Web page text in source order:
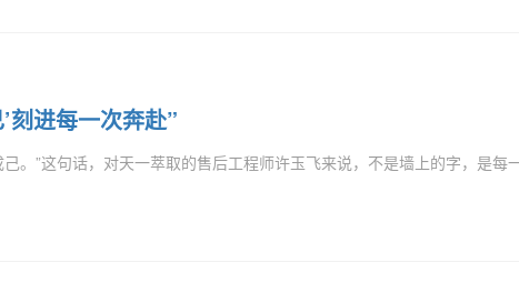
刻进每一次奔赴”
”这句话，对天一萃取的售后工程师许玉飞来说，不是墙上的字，是每